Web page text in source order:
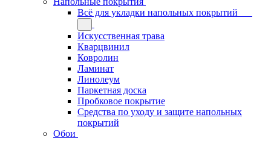
Всё для укладки напольных покрытий
Искусственная трава
Кварцвинил
Ковролин
Ламинат
Линолеум
Паркетная доска
Пробковое покрытие
Средства по уходу и защите напольных
покрытий
Обои